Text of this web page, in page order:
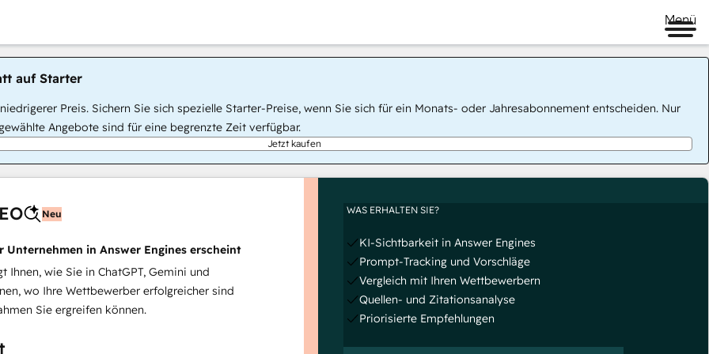
Menü
auf Starter
Preis. Sichern Sie sich spezielle Starter-Preise, wenn Sie sich für ein Monats- oder Jahresabonnement entscheiden. Nur
Angebote sind für eine begrenzte Zeit verfügbar.
Jetzt kaufen
Neu
Unternehmen in Answer Engines erscheint
Ihnen, wie Sie in ChatGPT, Gemini und
wo Ihre Wettbewerber erfolgreicher sind
Sie ergreifen können.
WAS ERHALTEN SIE?
KI-Sichtbarkeit in Answer Engines
Prompt-Tracking und Vorschläge
Vergleich mit Ihren Wettbewerbern
Quellen- und Zitationsanalyse
Priorisierte Empfehlungen